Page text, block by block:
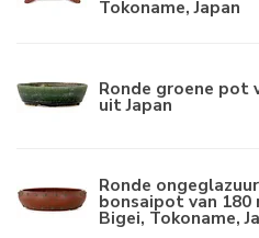
Tokoname, Japan
Ronde groene pot
uit Japan
Ronde
bonsaipot van 180
Bigei, Tokoname,